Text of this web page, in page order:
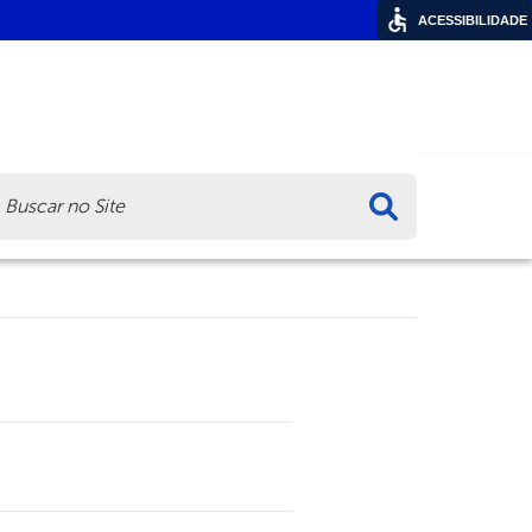
ACESSIBILIDADE